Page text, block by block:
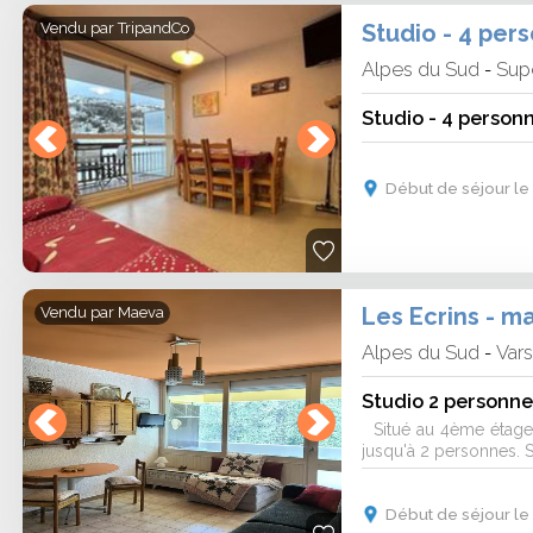
Vendu parTripandCo
Alpes du Sud -
Début de séjour le
Vendu par Maeva Les Ecrins -
Alpes du Sud -Vars
Studio 2
Situé au 4ème
jusqu'à 2 personnes.
Début de séjour le